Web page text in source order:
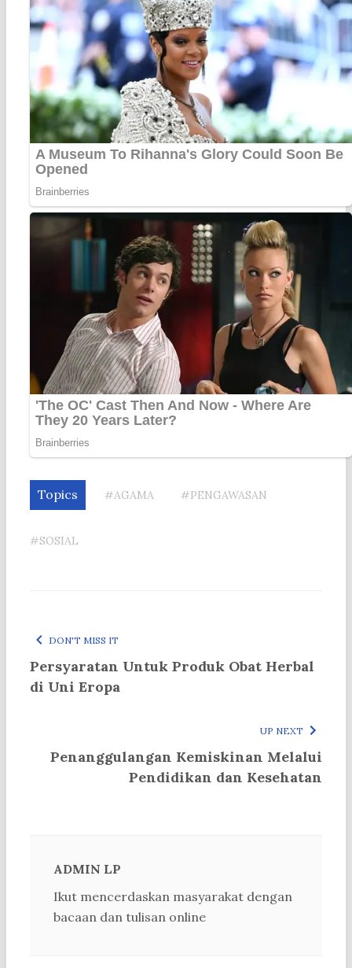
Topics #AGAMA #PENGAWASAN
#SOSIAL
DON'T MISS IT
Persyaratan Untuk Produk Obat Herbal
di Uni Eropa
UP NEXT
Penanggulangan Kemiskinan Melalui
Pendidikan dan Kesehatan
ADMIN LP
Ikut mencerdaskan masyarakat dengan
bacaan dan tulisan online